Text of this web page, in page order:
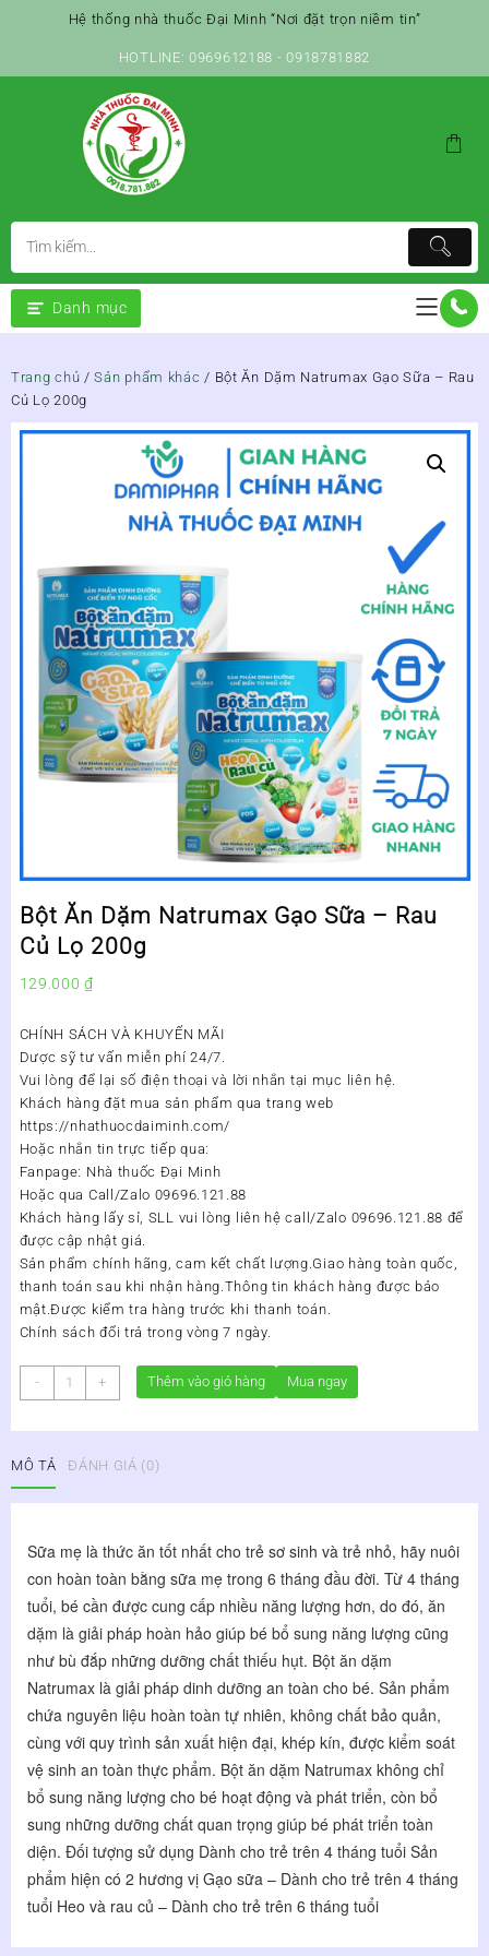
Hệ thống nhà thuốc Đại Minh “Nơi đặt trọn niềm tin”
HOTLINE: 0969612188 - 0918781882
Danh mục
Trang chủ /Sản phẩm khác / Bột Ăn Dặm Natrumax Gạo Sữa – Rau
Củ Lọ 200g
Bột Ăn Dặm Natrumax Gạo Sữa – Rau
Củ Lọ 200g
129.000₫
CHÍNH SÁCH VÀ KHUYẾN MÃI
Dược sỹ tư vấn miễn phí 24/7.
Vui lòng để lại số điện thoại và lời nhắn tại mục liên hệ.
Khách hàng đặt mua sản phẩm qua trang web
https://nhathuocdaiminh.com/
Hoặc nhắn tin trực tiếp qua:
Fanpage: Nhà thuốc Đại Minh
Hoặc qua Call/Zalo 09696.121.88
Khách hàng lấy sỉ, SLL vui lòng liên hệ call/Zalo 09696.121.88 để
được cập nhật giá.
Sản phẩm chính hãng, cam kết chất lượng.Giao hàng toàn quốc,
thanh toán sau khi nhận hàng.Thông tin khách hàng được bảo
mật.Được kiểm tra hàng trước khi thanh toán.
Chính sách đổi trả trong vòng 7 ngày.
-
Bột
Ăn
Gạo
Sữa
Củ
Lọ
200g
số
lượng
+ Thêm vào giỏ hàng Mua ngay
MÔ TẢ ĐÁNH GIÁ (0)
Sữa mẹ là thức ăn tốt nhất cho trẻ sơ sinh và trẻ nhỏ, hãy nuôi
con hoàn toàn bằng sữa mẹ trong 6 tháng đầu đời. Từ 4 tháng
tuổi, bé cần được cung cấp nhiều năng lượng hơn, do đó, ăn
dặm là giải pháp hoàn hảo giúp bé bổ sung năng lượng cũng
như bù đắp những dưỡng chất thiếu hụt. Bột ăn dặm
Natrumax là giải pháp dinh dưỡng an toàn cho bé. Sản phẩm
chứa nguyên liệu hoàn toàn tự nhiên, không chất bảo quản,
cùng với quy trình sản xuất hiện đại, khép kín, được kiểm soát
vệ sinh an toàn thực phẩm. Bột ăn dặm Natrumax không chỉ
bổ sung năng lượng cho bé hoạt động và phát triển, còn bổ
sung những dưỡng chất quan trọng giúp bé phát triển toàn
diện. Đối tượng sử dụng Dành cho trẻ trên 4 tháng tuổi Sản
phẩm hiện có 2 hương vị Gạo sữa – Dành cho trẻ trên 4 tháng
tuổi Heo và rau củ – Dành cho trẻ trên 6 tháng tuổi